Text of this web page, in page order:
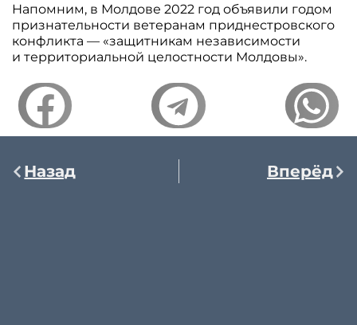
Напомним, в Молдове 2022 год объявили годом
признательности ветеранам приднестровского
конфликта — «защитникам независимости
и территориальной целостности Молдовы».
Назад Вперёд